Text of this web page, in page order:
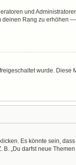
und
deinen Rang zu erhöhen
wurde. Diese
Es könnte sein,
„Du darfst neue Themen